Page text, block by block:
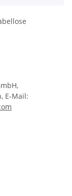
E-Mail: